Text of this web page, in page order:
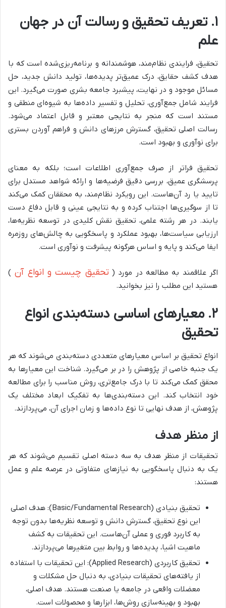
۱. تعریف تحقیق و رسالت آن در جهان
علم
تحقیق، فرایندی نظام‌مند، هوشمندانه و برنامه‌ریزی‌شده است که با
هدف کشف حقایق، درک عمیق‌تر پدیده‌ها، تولید دانش جدید، حل
مسائل موجود و در نهایت، پیشبرد جامعه بشری صورت می‌گیرد. این
فرایند شامل جمع‌آوری، تحلیل و تفسیر داده‌ها به شیوه‌ای منطقی و
مستند است که منجر به نتایجی معتبر و قابل اعتماد می‌شود.
رسالت اصلی تحقیق، گسترش مرزهای دانش و فراهم آوردن بستری
برای نوآوری و بهبود است.
تحقیق فراتر از صرف جمع‌آوری اطلاعات است؛ بلکه به معنای
پرسشگری عمیق، بررسی دقیق فرضیه‌ها و ارائه شواهد مستدل برای
تایید یا رد آن‌هاست. این رویکرد نظام‌مند، به محققان کمک می‌کند
تا از سوگیری‌ها اجتناب کرده و به نتایجی عینی و قابل دفاع دست
یابند. در هر رشته علمی، تحقیق نقش کلیدی در توسعه نظریه‌ها،
ارزیابی سیاست‌ها، بهبود عملکرد و پاسخگویی به چالش‌های روزمره
ایفا می‌کند و پایه و اساس هرگونه پیشرفت و نوآوری است.
اگر علاقمند به مطالعه در مورد ( تحقیق چیست و انواع آن )
هستید این مطلب را نیز بخوانید.
۲. معیارهای اساسی دسته‌بندی انواع
تحقیق
انواع تحقیق بر اساس معیارهای متعددی دسته‌بندی می‌شوند که هر
یک جنبه خاصی از پژوهش را در بر می‌گیرد. شناخت این معیارها به
محقق کمک می‌کند تا با درک جامع‌تری، روش مناسب را برای مطالعه
خود انتخاب کند. این دسته‌بندی‌ها به تفکیک ابعاد مختلف یک
پژوهش، از هدف نهایی تا نوع داده‌ها و زمان اجرای آن، می‌پردازند.
از منظر هدف
تحقیقات از منظر هدف به سه دسته اصلی تقسیم می‌شوند که هر
یک به دنبال پاسخگویی به نیازهای متفاوتی در عرصه علم و عمل
هستند:
تحقیق بنیادی (Basic/Fundamental Research): هدف اصلی
این نوع تحقیق، گسترش دانش و توسعه نظریه‌ها بدون توجه
به کاربرد فوری و عملی آن‌هاست. این تحقیقات به کشف
ماهیت اشیا، پدیده‌ها و روابط بین متغیرها می‌پردازند.
تحقیق کاربردی (Applied Research): این تحقیقات با استفاده
از یافته‌های تحقیقات بنیادی، به دنبال حل مشکلات و
معضلات واقعی در جامعه یا صنعت هستند. هدف اصلی،
بهبود و بهینه‌سازی روش‌ها، ابزارها و محصولات است.